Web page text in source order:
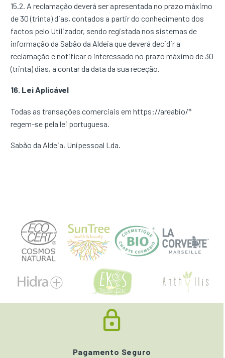
15.2. A reclamação deverá ser apresentada no prazo máximo
de 30 (trinta) dias, contados a partir do conhecimento dos
factos pelo Utilizador, sendo registada nos sistemas de
informação da Sabão da Aldeia que deverá decidir a
reclamação e notificar o interessado no prazo máximo de 30
(trinta) dias, a contar da data da sua receção.
16. Lei Aplicável
Todas as transações comerciais em https://areabio/*
regem-se pela lei portuguesa.
Sabão da Aldeia, Unipessoal Lda.
Pagamento Seguro